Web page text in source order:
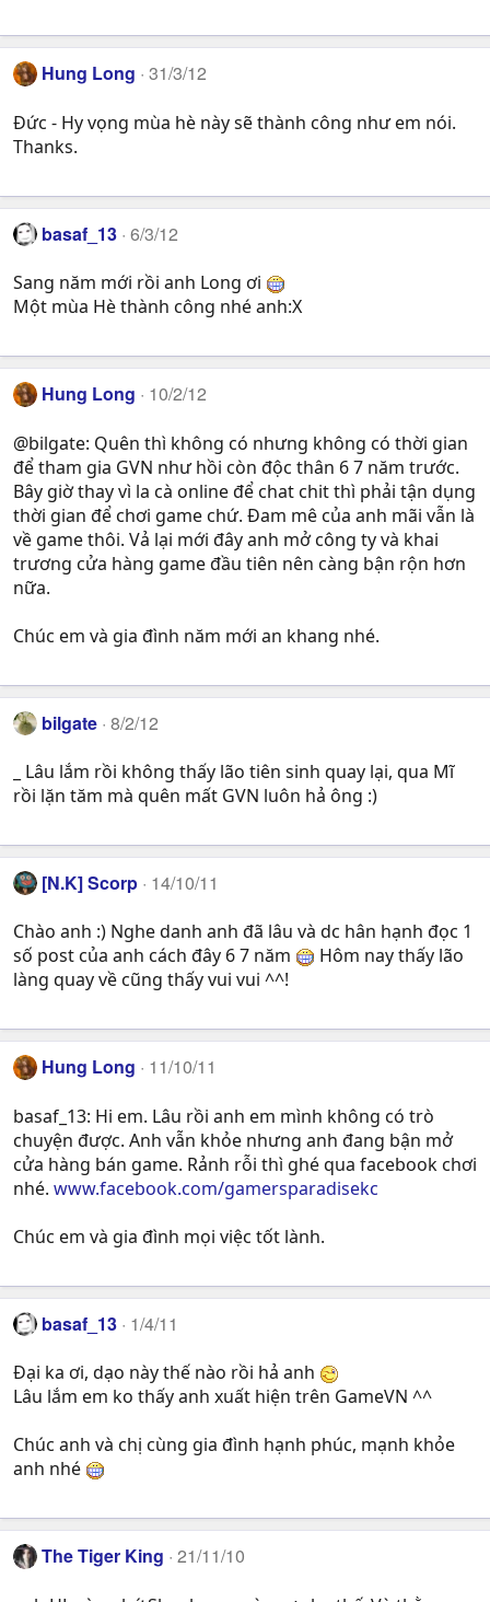
Hung Long 31/3/12
Đức - Hy vọng mùa hè này sẽ thành công như em nói.
Thanks.
basaf_13 6/3/12
Sang năm mới rồi anh Long ơi
Một mùa Hè thành công nhé anh:X
Hung Long 10/2/12
@bilgate: Quên thì không có nhưng không có thời gian
để tham gia GVN như hồi còn độc thân 6 7 năm trước.
Bây giờ thay vì la cà online để chat chit thì phải tận dụng
thời gian để chơi game chứ. Đam mê của anh mãi vẫn là
về game thôi. Vả lại mới đây anh mở công ty và khai
trương cửa hàng game đầu tiên nên càng bận rộn hơn
nữa.
Chúc em và gia đình năm mới an khang nhé.
bilgate 8/2/12
_ Lâu lắm rồi không thấy lão tiên sinh quay lại, qua Mĩ
rồi lặn tăm mà quên mất GVN luôn hả ông :)
[N.K] Scorp 14/10/11
Chào anh :) Nghe danh anh đã lâu và dc hân hạnh đọc 1
số post của anh cách đây 6 7 năm
Hôm nay thấy lão
làng quay về cũng thấy vui vui ^^!
Hung Long 11/10/11
basaf_13: Hi em. Lâu rồi anh em mình không có trò
chuyện được. Anh vẫn khỏe nhưng anh đang bận mở
cửa hàng bán game. Rảnh rỗi thì ghé qua facebook chơi
nhé. www.facebook.com/gamersparadisekc
Chúc em và gia đình mọi việc tốt lành.
basaf_13 1/4/11
Đại ka ơi, dạo này thế nào rồi hả anh
Lâu lắm em ko thấy anh xuất hiện trên GameVN ^^
Chúc anh và chị cùng gia đình hạnh phúc, mạnh khỏe
anh nhé
The Tiger King 21/11/10